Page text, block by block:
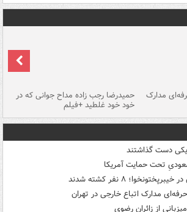
مدارک حمیدرضا رجب زاده مداح جوانی که در
خود خود غلطید +فیلم
دست گذاشتند
تحت حمایت آمریکا
۸ نفر کشته شدند
مدارک اتباع خارجی در تهران
از زائران رضوی